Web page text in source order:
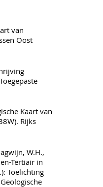
van
Oost
Kaart van
Rijks
W.H.,
Tertiair in
Toelichting